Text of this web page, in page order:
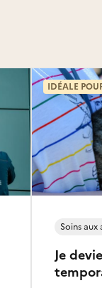
Je
Soins aux
IDÉALE